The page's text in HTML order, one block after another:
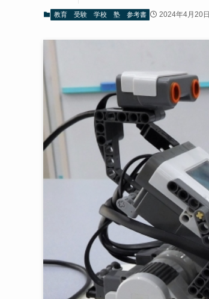
教育 受験 学校 塾 参考書 2024年4月20日